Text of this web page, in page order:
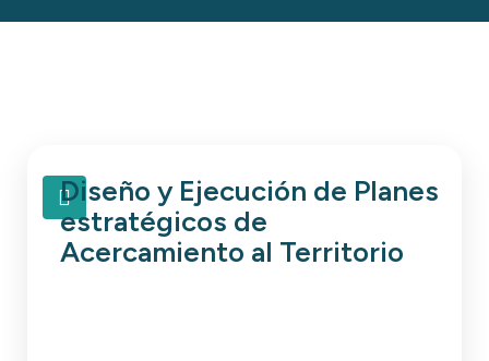
Diseño y Ejecución de Planes
estratégicos de
Acercamiento al Territorio